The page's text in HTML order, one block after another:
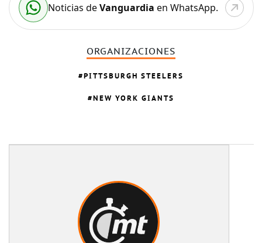
Noticias deVanguardia en WhatsApp.
ORGANIZACIONES
PITTSBURGH STEELERS
NEW YORK GIANTS